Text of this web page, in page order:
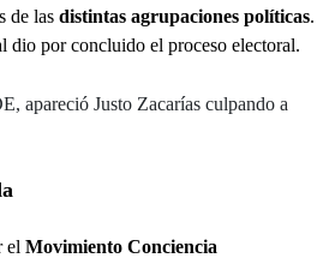
de las distintas agrupaciones políticas.
dio por concluido el proceso electoral.
apareció Justo Zacarías culpando a
el Movimiento Conciencia